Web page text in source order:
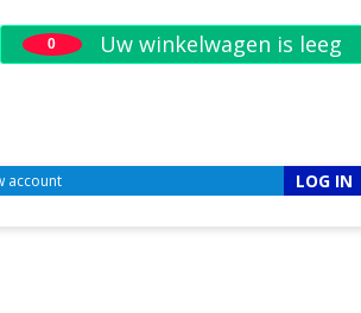
0 Uw winkelwagen is leeg
account LOG IN